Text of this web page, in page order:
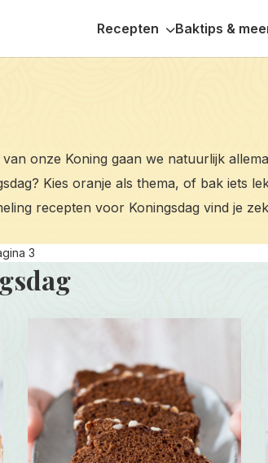
Recepten Baktips &
onze Koning gaan we natuurlijk
Kies oranje als thema, of bak iets
recepten voor Koningsdag vind je
3
Ontbijtkoek
recept